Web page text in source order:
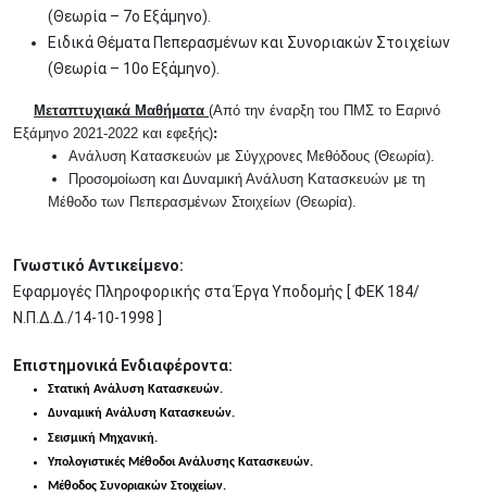
(Θεωρία – 7ο Εξάμηνο).
Ειδικά Θέματα Πεπερασμένων και Συνοριακών Στοιχείων
(Θεωρία – 10ο Εξάμηνο).
Μεταπτυχιακά Μαθήματα (Από την έναρξη του ΠΜΣ το Εαρινό
Εξάμηνο 2021-2022 και εφεξής):
Ανάλυση Κατασκευών με Σύγχρονες Μεθόδους (Θεωρία).
Προσομοίωση και Δυναμική Ανάλυση Κατασκευών με τη
Μέθοδο των Πεπερασμένων Στοιχείων (Θεωρία).
Γνωστικό Αντικείμενο:
Εφαρμογές Πληροφορικής στα Έργα Υποδομής [ ΦΕΚ 184/
Ν.Π.Δ.Δ./14-10-1998 ]
Επιστημονικά Ενδιαφέροντα:
Στατική Ανάλυση Κατασκευών.
Δυναμική Ανάλυση Κατασκευών.
Σεισμική Μηχανική.
Υπολογιστικές Μέθοδοι Ανάλυσης Κατασκευών.
Μέθοδος Συνοριακών Στοιχείων.